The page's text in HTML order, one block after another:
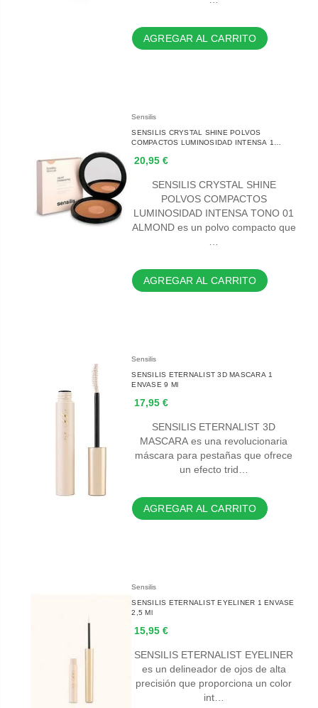
AGREGAR AL CARRITO
Sensilis
SENSILIS CRYSTAL SHINE POLVOS
COMPACTOS LUMINOSIDAD INTENSA 1
20,95 €
SENSILIS CRYSTAL SHINE
POLVOS COMPACTOS
LUMINOSIDAD INTENSA TONO 01
ALMOND es un polvo compacto que
AGREGAR AL CARRITO
Sensilis
SENSILIS ETERNALIST 3D MASCARA 1
ENVASE 9 Ml
17,95 €
SENSILIS ETERNALIST 3D
MASCARA es una revolucionaria
máscara para pestañas que ofrece
un efecto trid…
AGREGAR AL CARRITO
Sensilis
SENSILIS ETERNALIST EYELINER 1 ENVASE
2,5 Ml
15,95 €
SENSILIS ETERNALIST EYELINER
es un delineador de ojos de alta
precisión que proporciona un color
int…